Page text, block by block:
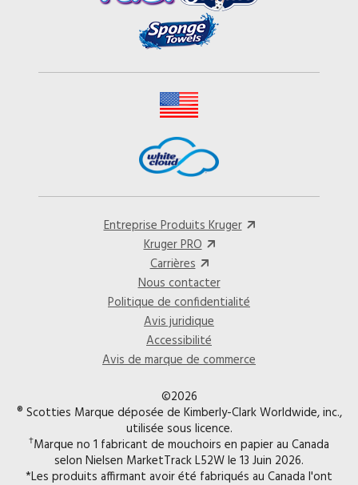
Entreprise Produits Kruger
Kruger PRO
Carrières
Nous contacter
Politique de confidentialité
Avis juridique
Accessibilité
Avis de marque de commerce
©2026
® Scotties Marque déposée de Kimberly-Clark Worldwide, inc.,
utilisée sous licence.
†Marque no 1 fabricant de mouchoirs en papier au Canada
selon Nielsen MarketTrack L52W le 13 Juin 2026.
*Les produits affirmant avoir été fabriqués au Canada l'ont